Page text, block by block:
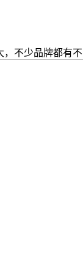
不少品牌都有